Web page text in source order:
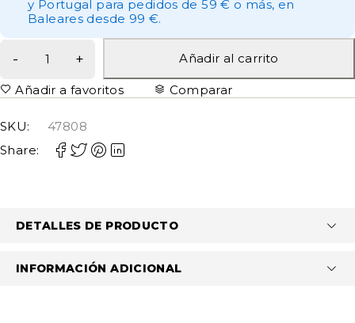
y Portugal para pedidos de 59 € o más, en
Baleares desde 99 €.
Añadir al carrito
Añadir a favoritos Comparar
SKU:
47808
Share:
DETALLES DE PRODUCTO
INFORMACIÓN ADICIONAL